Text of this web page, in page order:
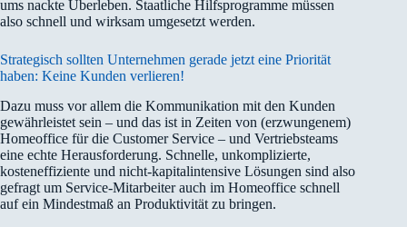
ums nackte Überleben. Staatliche Hilfsprogramme müssen
also schnell und wirksam umgesetzt werden.
Strategisch sollten Unternehmen gerade jetzt eine Priorität
haben: Keine Kunden verlieren!
Dazu muss vor allem die Kommunikation mit den Kunden
gewährleistet sein – und das ist in Zeiten von (erzwungenem)
Homeoffice für die Customer Service – und Vertriebsteams
eine echte Herausforderung. Schnelle, unkomplizierte,
kosteneffiziente und nicht-kapitalintensive Lösungen sind also
gefragt um Service-Mitarbeiter auch im Homeoffice schnell
auf ein Mindestmaß an Produktivität zu bringen.